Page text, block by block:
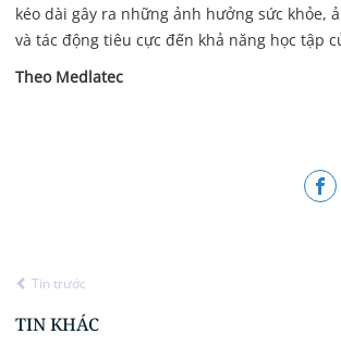
kéo dài gây ra những ảnh hưởng sức khỏe,
và tác động tiêu cực đến khả năng học tập
Theo Medlatec
Tin trước
TIN KHÁC